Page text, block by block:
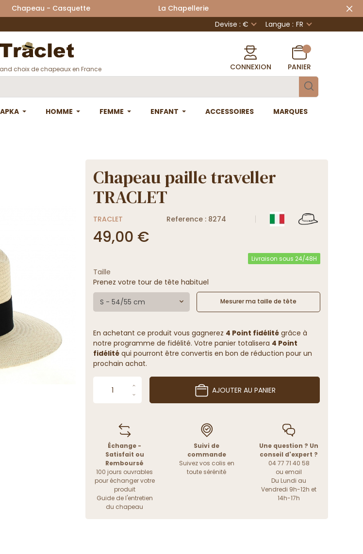
Chapeau - Casquette La Chapellerie
Devise : € Langue : FR
choix de chapeaux en France CONNEXION PANIER
HOMME FEMME ENFANT ACCESSOIRES MARQUES
Chapeau paille traveller
TRACLET
TRACLET Reference : 8274
49,00 €
Livraison sous 24/48H
Taille
Prenez votre tour de tête habituel
S - 54/55 cm Mesurer ma taille de tête
En achetant ce produit vous gagnerez 4 Point fidélitégrâce à
notre programme de fidélité. Votre panier totalisera 4 Point
fidélitéqui pourront être convertis en bon de réduction pour un
prochain achat.
AJOUTER AU PANIER
Échange -
Satisfait ou
Remboursé
100 jours ouvrables
pour échanger votre
produit
Guide de l'entretien
du chapeau
Suivi de
commande
Suivez vos colis en
toute sérénité
Une question ? Un
conseil d'expert ?
04 77 71 40 58
ou email
Du Lundi au
Vendredi 9h-12h et
14h-17h